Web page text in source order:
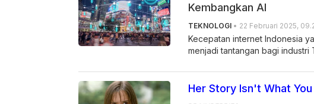
Kembangkan AI
TEKNOLOGI • 22 Februari 2025,
Kecepatan internet Indonesia
menjadi tantangan bagi industri
Her Story Isn't What